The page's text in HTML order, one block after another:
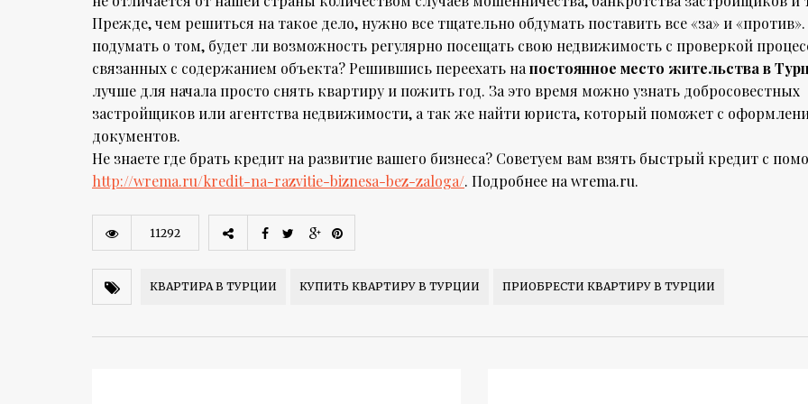
Прежде, чем решиться на такое дело, нужно все тщательно обдумать поставить все «за» и
подумать о том, будет ли возможность регулярно посещать свою недвижимость с проверкой
связанных с содержанием объекта? Решившись переехать на постоянное место жительства в
лучше для начала просто снять квартиру и пожить год. За это время можно узнать добросовестных
застройщиков или агентства недвижимости, а так же найти юриста, который поможет с
документов.
Не знаете где брать кредит на развитие вашего бизнеса? Советуем вам взять быстрый кредит с
http://wrema.ru/kredit-na-razvitie-biznesa-bez-zaloga/. Подробнее на wrema.ru.
11292
КВАРТИРА В ТУРЦИИ КУПИТЬ КВАРТИРУ В ТУРЦИИ ПРИОБРЕСТИ КВАРТИРУ В ТУРЦИИ